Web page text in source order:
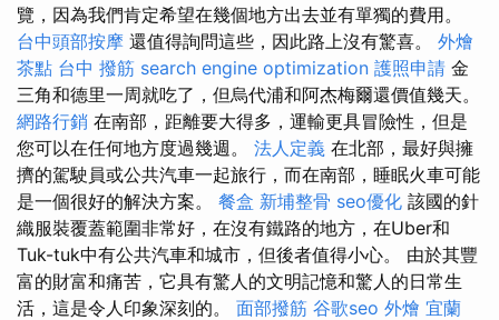
覽，因為我們肯定希望在幾個地方出去並有單獨的費用。
台中頭部按摩 還值得詢問這些，因此路上沒有驚喜。 外燴
茶點 台中 撥筋 search engine optimization 護照申請 金
三角和德里一周就吃了，但烏代浦和阿杰梅爾還價值幾天。
網路行銷 在南部，距離要大得多，運輸更具冒險性，但是
您可以在任何地方度過幾週。 法人定義 在北部，最好與擁
擠的駕駛員或公共汽車一起旅行，而在南部，睡眠火車可能
是一個很好的解決方案。 餐盒 新埔整骨 seo優化 該國的針
織服裝覆蓋範圍非常好，在沒有鐵路的地方，在Uber和
Tuk-tuk中有公共汽車和城市，但後者值得小心。 由於其豐
富的財富和痛苦，它具有驚人的文明記憶和驚人的日常生
活，這是令人印象深刻的。 面部撥筋 谷歌seo 外燴 宜蘭